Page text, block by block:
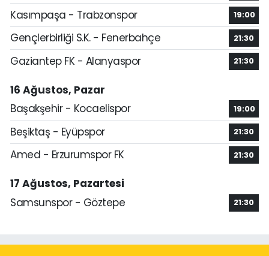
Kasımpaşa - Trabzonspor 19:00
Gençlerbirliği S.K. - Fenerbahçe 21:30
Gaziantep FK - Alanyaspor 21:30
16 Ağustos, Pazar
Başakşehir - Kocaelispor
19:00
Beşiktaş - Eyüpspor 21:30
Amed - Erzurumspor FK 21:30
17 Ağustos, Pazartesi
Samsunspor - Göztepe
21:30